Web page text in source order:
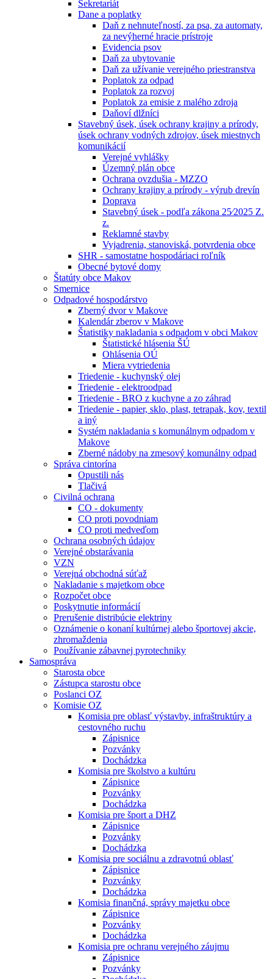
Sekretariát
Dane a poplatky
Daň z nehnuteľností, za psa, za automaty,
za nevýherné hracie prístroje
Evidencia psov
Daň za ubytovanie
Daň za užívanie verejného priestranstva
Poplatok za odpad
Poplatok za rozvoj
Poplatok za emisie z malého zdroja
Daňoví dlžníci
Stavebný úsek, úsek ochrany krajiny a prírody,
úsek ochrany vodných zdrojov, úsek miestnych
komunikácií
Verejné vyhlášky
Územný plán obce
Ochrana ovzdušia - MZZO
Ochrany krajiny a prírody - výrub drevín
Doprava
Stavebný úsek - podľa zákona 25⁄2025 Z.
z.
Reklamné stavby
Vyjadrenia, stanoviská, potvrdenia obce
SHR - samostatne hospodáriaci roľník
Obecné bytové domy
Štatúty obce Makov
Smernice
Odpadové hospodárstvo
Zberný dvor v Makove
Kalendár zberov v Makove
Štatistiky nakladania s odpadom v obci Makov
Štatistické hlásenia ŠÚ
Ohlásenia OÚ
Miera vytriedenia
Triedenie - kuchynský olej
Triedenie - elektroodpad
Triedenie - BRO z kuchyne a zo záhrad
Triedenie - papier, sklo, plast, tetrapak, kov, textil
a iný
Systém nakladania s komunálnym odpadom v
Makove
Zberné nádoby na zmesový komunálny odpad
Správa cintorína
Opustili nás
Tlačivá
Civilná ochrana
CO - dokumenty
CO proti povodniam
CO proti medveďom
Ochrana osobných údajov
Verejné obstarávania
VZN
Verejná obchodná súťaž
Nakladanie s majetkom obce
Rozpočet obce
Poskytnutie informácií
Prerušenie distribúcie elektriny
Oznámenie o konaní kultúrnej alebo športovej akcie,
zhromaždenia
Používanie zábavnej pyrotechniky
Samospráva
Starosta obce
Zástupca starostu obce
Poslanci OZ
Komisie OZ
Komisia pre oblasť výstavby, infraštruktúry a
cestovného ruchu
Zápisnice
Pozvánky
Dochádzka
Komisia pre školstvo a kultúru
Zápisnice
Pozvánky
Dochádzka
Komisia pre šport a DHZ
Zápisnice
Pozvánky
Dochádzka
Komisia pre sociálnu a zdravotnú oblasť
Zápisnice
Pozvánky
Dochádzka
Komisia finančná, správy majetku obce
Zápisnice
Pozvánky
Dochádzka
Komisia pre ochranu verejného záujmu
Zápisnice
Pozvánky